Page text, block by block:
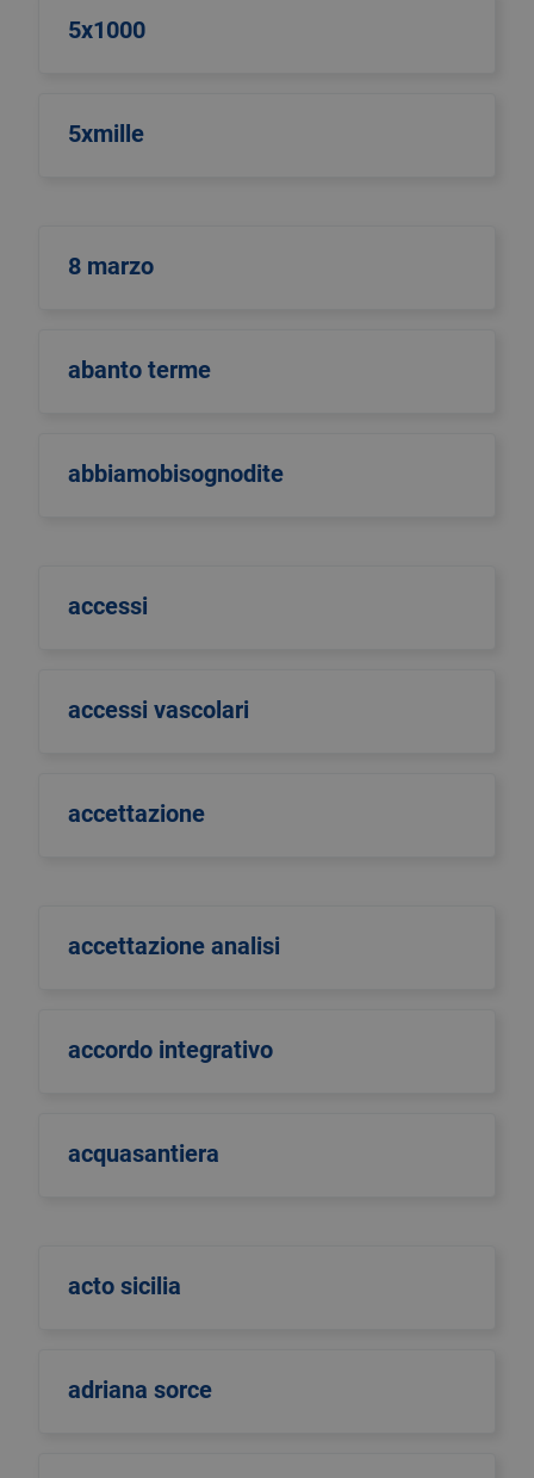
5x1000
5xmille
8 marzo
abanto terme
abbiamobisognodite
accessi
accessi vascolari
accettazione
accettazione analisi
accordo integrativo
acquasantiera
acto sicilia
adriana sorce